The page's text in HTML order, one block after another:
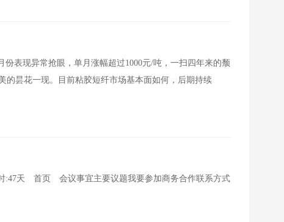
表现异常抢眼，单月涨幅超过1000元/吨，一扫四年来的颓
的昙花一现。目前粘胶短纤市场基本面如何，后期持续
:47天 首页 会议事宜主要议题我要参加商务合作联系方式